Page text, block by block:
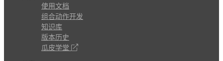
使用文档
组合动作开发
知识库
版本历史
瓜皮学堂